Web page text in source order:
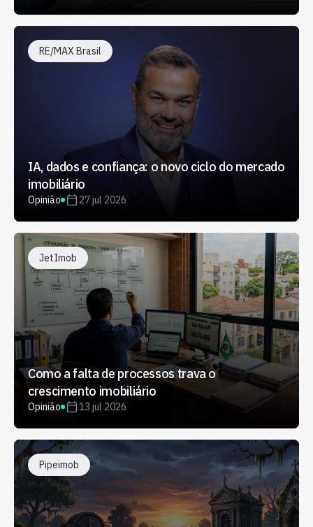
RE/MAX Brasil
IA, dados e confiança: o novo ciclo do mercado
imobiliário
Opinião 27 jul 2026
JetImob
Como a falta de processos trava o
crescimento imobiliário
Opinião 13 jul 2026
Pipeimob